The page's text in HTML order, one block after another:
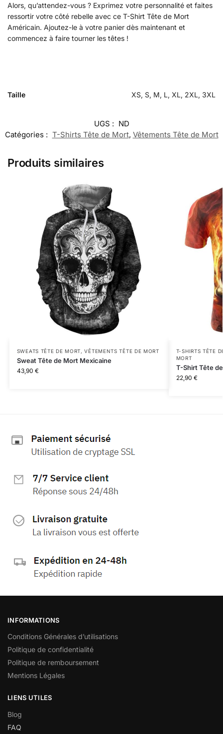
Alors, qu’attendez-vous ? Exprimez votre personnalité et faites
ressortir votre côté rebelle avec ce T-Shirt Tête de Mort
Américain. Ajoutez-le à votre panier dès maintenant et
commencez à faire tourner les têtes !
Taille XS, S, M, L, XL, 2XL, 3XL
UGS : ND
Catégories : T-Shirts Tête de Mort, Vêtements Tête de Mort
Produits similaires
SWEATS TÊTE DE MORT,VÊTEMENTS TÊTE DE MORT
Sweat Tête de Mort Mexicaine
43,90 €
T-SHIRTS TÊTE
MORT
T-Shirt Tête
22,90 €
INFORMATIONS
Conditions Générales d’utilisations
Politique de confidentialité
Politique de remboursement
Mentions Légales
LIENS UTILES
Blog
FAQ